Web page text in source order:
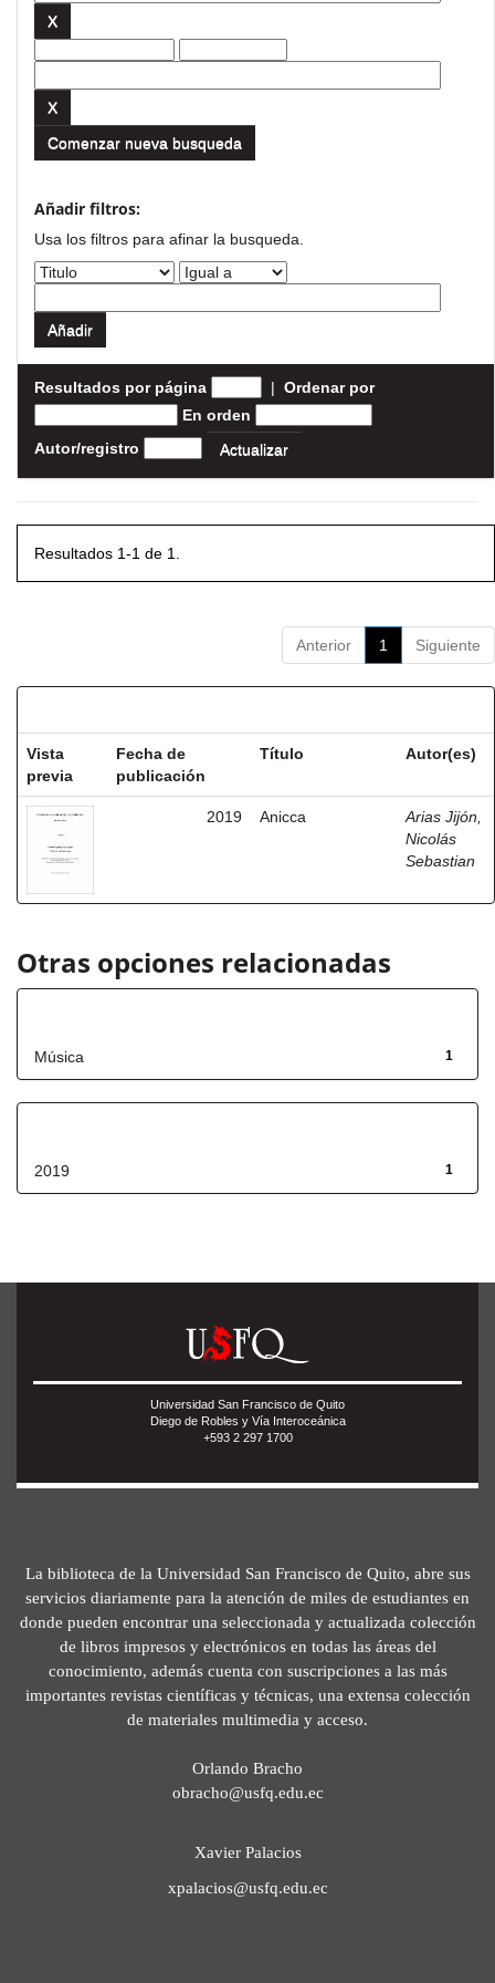
Comenzar nueva busqueda
Añadir filtros:
Usa los filtros para afinar la busqueda.
Resultados por página | Ordenar por
En orden
Autor/registro
Resultados 1-1 de 1.
Anterior 1 Siguiente
Vista
previa
Fecha de
publicación
Título Autor(es)
2019 Anicca
Arias Jijón,
Nicolás
Sebastian
Otras opciones relacionadas
1
Música
1
2019
Universidad San Francisco de Quito
Diego de Robles y Vía Interoceánica
+593 2 297 1700
La biblioteca de la Universidad San Francisco de Quito, abre sus
servicios diariamente para la atención de miles de estudiantes en
donde pueden encontrar una seleccionada y actualizada colección
de libros impresos y electrónicos en todas las áreas del
conocimiento, además cuenta con suscripciones a las más
importantes revistas científicas y técnicas, una extensa colección
de materiales multimedia y acceso.
Orlando Bracho
obracho@usfq.edu.ec
Xavier Palacios
xpalacios@usfq.edu.ec